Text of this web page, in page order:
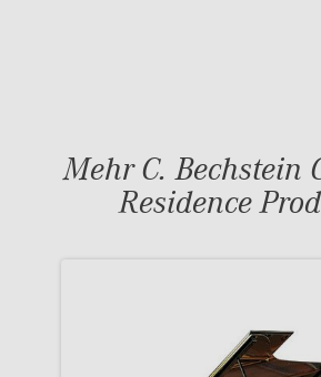
Mehr C. Bechstein
Residence